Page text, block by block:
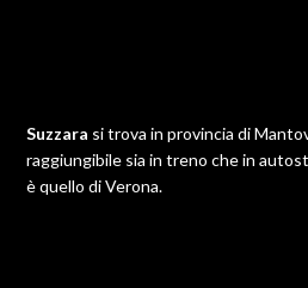
Suzzara si trova in provincia di
raggiungibile sia in treno che in
è quello di Verona.